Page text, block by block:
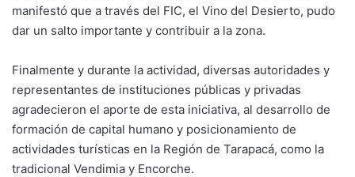
manifestó que a través del FIC, el Vino del Desierto, pudo
dar un salto importante y contribuir a la zona.
Finalmente y durante la actividad, diversas autoridades y
representantes de instituciones públicas y privadas
agradecieron el aporte de esta iniciativa, al desarrollo de
formación de capital humano y posicionamiento de
actividades turísticas en la Región de Tarapacá, como la
tradicional Vendimia y Encorche.